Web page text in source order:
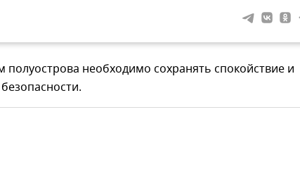
полуострова необходимо сохранять спокойствие и